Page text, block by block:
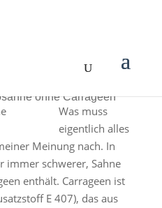
ohne Carrageen
Was muss
eigentlich alles
Meinung nach. In
immer schwerer, Sahne
enthält. Carrageen ist
E 407), das aus